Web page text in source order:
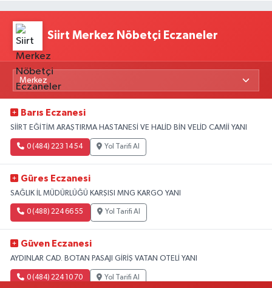
Siirt Merkez Nöbetçi Eczaneler
Barıs Eczanesi
SİİRT EĞİTİM ARAŞTIRMA HASTANESİ VE HALİD BİN VELİD CAMİİ YANI
0 (484) 223 14 54 Yol Tarifi Al
Güres Eczanesi
SAĞLIK İL MÜDÜRLÜĞÜ KARŞISI MNG KARGO YANI
0 (488) 224 66 55 Yol Tarifi Al
Güven Eczanesi
AYDINLAR CAD. BOTAN PASAJI GİRİŞ VATAN OTELİ YANI
0 (484) 224 10 70 Yol Tarifi Al